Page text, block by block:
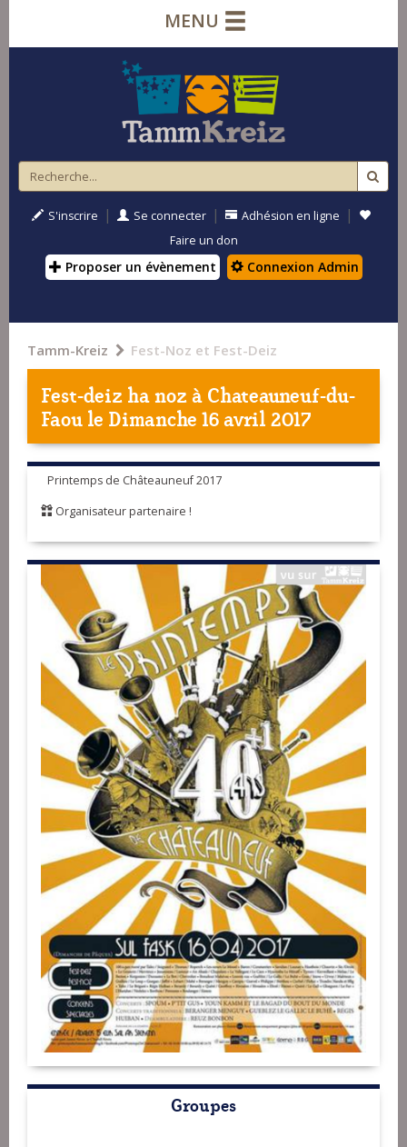
MENU
S'inscrire | Se connecter | Adhésion en ligne |
Faire un don
Proposer un évènement Connexion Admin
Tamm-Kreiz Fest-Noz et Fest-Deiz
Fest-deiz ha noz àChateauneuf-du-
Faoule Dimanche 16 avril 2017
Printemps de Châteauneuf 2017
Organisateur partenaire !
Groupes